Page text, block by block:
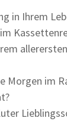
in Ihrem
Morgen im